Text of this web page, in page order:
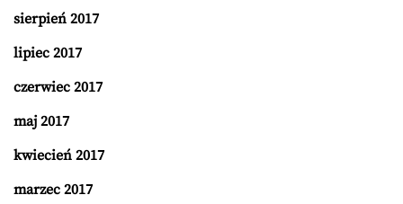
sierpień 2017
lipiec 2017
czerwiec 2017
maj 2017
kwiecień 2017
marzec 2017